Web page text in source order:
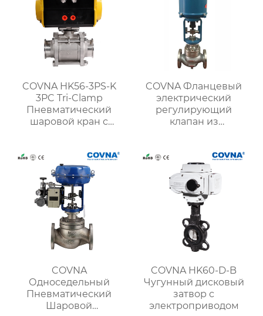
COVNA HK56-3PS-K
3PC Tri-Clamp
Пневматический
шаровой кран с
COVNA Фланцевый
электрический
регулирующий
клапан из
COVNA
Односедельный
Пневматический
Шаровой
COVNA HK60-D-B
Чугунный дисковый
затвор с
электроприводом